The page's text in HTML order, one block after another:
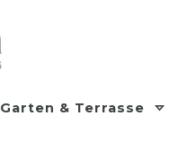
Garten & Terrasse